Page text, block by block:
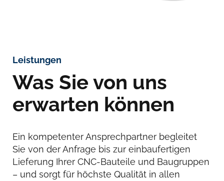
Leistungen
Was Sie von uns
erwarten können
Ein kompetenter Ansprechpartner begleitet
Sie von der Anfrage bis zur einbaufertigen
Lieferung Ihrer CNC-Bauteile und Baugruppen
– und sorgt für höchste Qualität in allen